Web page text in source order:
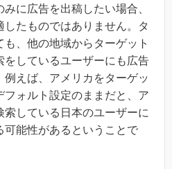
に広告を出稿したい場合、
たものではありません。タ
、他の地域からターゲット
をしているユーザーにも広告
えば、アメリカをターゲッ
フォルト設定のままだと、ア
索している日本のユーザーに
可能性があるということで